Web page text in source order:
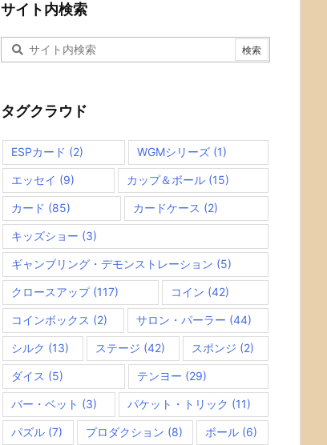
サイト内検索
タグクラウド
ESPカード (2) WGMシリーズ (1)
エッセイ (9) カップ＆ボール(15)
カード (85) カードケース (2)
キッズショー (3)
ギャンブリング・デモンストレーション (5)
クロースアップ(117) コイン (42)
コインボックス (2) サロン・パーラー (44)
シルク (13) ステージ (42) スポンジ (2)
ダイス (5) テンヨー (29)
バー・ベット (3) パケット・トリック (11)
パズル (7) プロダクション (8) ボール (6)